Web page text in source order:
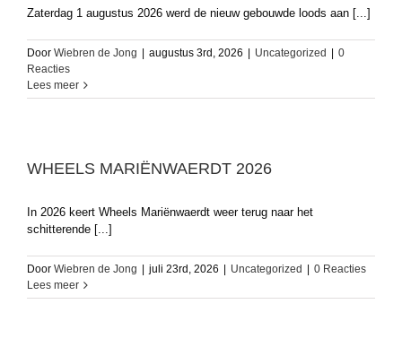
Zaterdag 1 augustus 2026 werd de nieuw gebouwde loods aan [...]
Door Wiebren de Jong | augustus 3rd, 2026 | Uncategorized | 0
Reacties
Lees meer
WHEELS MARIËNWAERDT 2026
In 2026 keert Wheels Mariënwaerdt weer terug naar het
schitterende [...]
Door Wiebren de Jong | juli 23rd, 2026 | Uncategorized | 0 Reacties
Lees meer